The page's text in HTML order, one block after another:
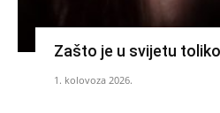
Zašto je u svijetu
1. kolovoza 2026.